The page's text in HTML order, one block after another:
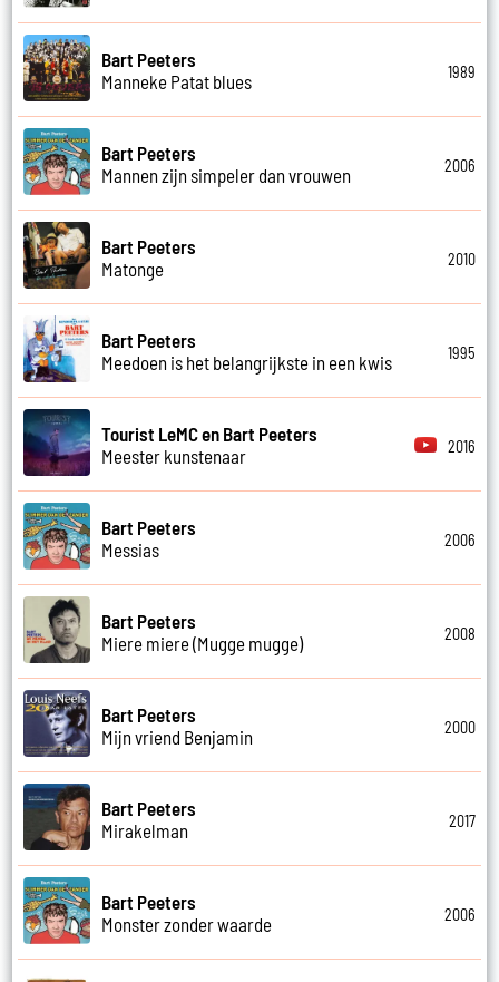
Bart Peeters
Manneke Patat blues
1989
Bart Peeters
Mannen zijn simpeler dan vrouwen
2006
Bart Peeters
Matonge
2010
Bart Peeters
Meedoen is het belangrijkste in een kwis
1995
Tourist LeMC en Bart Peeters
Meester kunstenaar
2016
Bart Peeters
Messias
2006
Bart Peeters
Miere miere (Mugge mugge)
2008
Bart Peeters
Mijn vriend Benjamin
2000
Bart Peeters
Mirakelman
2017
Bart Peeters
Monster zonder waarde
2006